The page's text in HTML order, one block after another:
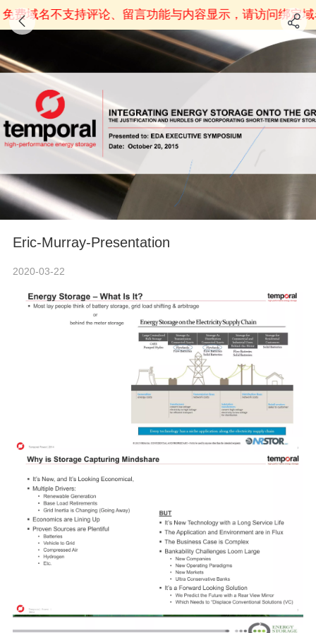
费域名不支持评论、留言功能与内容显示，请访问绑定域
Eric-Murray-Presentation
2020-03-22